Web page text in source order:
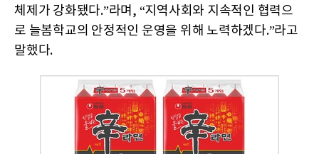
체제가 강화됐다.”라며, “지역사회와 지속적인 협력으
로 늘봄학교의 안정적인 운영을 위해 노력하겠다.”라고
말했다.